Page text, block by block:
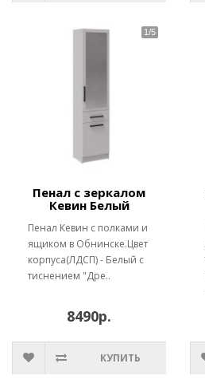
Пенал с зеркалом
Кевин Белый
Пенал Кевин с полками и
ящиком в Обнинске.Цвет
корпуса(ЛДСП) - Белый с
тиснением "Дре..
8490р.
КУПИТЬ